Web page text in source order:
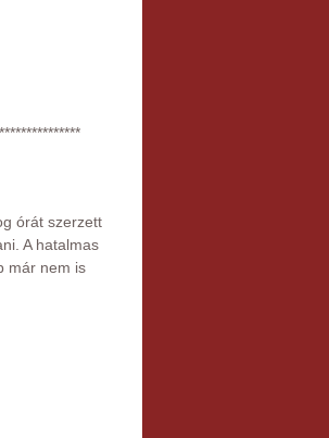
órát szerzett
A hatalmas
már nem is